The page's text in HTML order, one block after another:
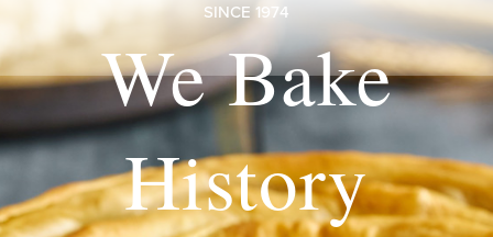
SINCE 1974
We Bake
History